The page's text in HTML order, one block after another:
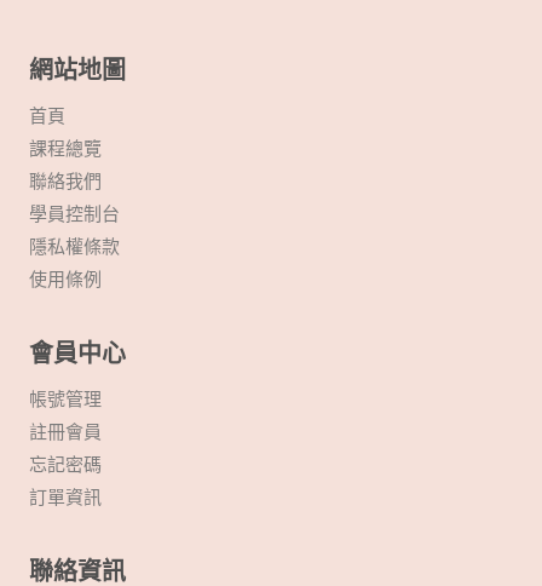
網站地圖
首頁
課程總覽
聯絡我們
學員控制台
隱私權條款
使用條例
會員中心
帳號管理
註冊會員
忘記密碼
訂單資訊
聯絡資訊